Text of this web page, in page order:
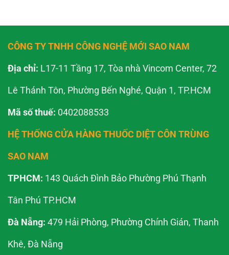
CÔNG TY TNHH CÔNG NGHỆ MỚI SAO NAM
Địa chỉ: L17-11 Tầng 17, Tòa nhà Vincom Center, 72
Lê Thánh Tôn, Phường Bến Nghé, Quận 1, TP.HCM
Mã số thuế: 0402088533
HỆ THỐNG CỬA HÀNG THUỐC DIỆT CÔN TRÙNG
SAO NAM
TPHCM: 143 Quách Đình Bảo Phường Phú Thạnh
Tân Phú TP.HCM
Đà Nẵng: 479 Hải Phòng, Phường Chính Gián, Thanh
Khê, Đà Nẵng